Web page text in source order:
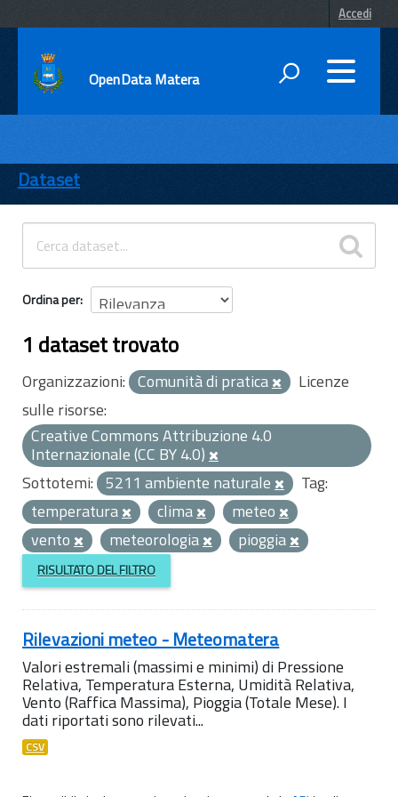
Accedi
OpenData Matera
ENTI
TEMI
INFORMAZIONI
Dataset
Ordina per
1 dataset trovato
Organizzazioni: Comunità di pratica
Licenze
sulle risorse:
Creative Commons Attribuzione 4.0
Internazionale (CC BY 4.0)
Sottotemi: 5211 ambiente naturale
Tag:
temperatura
clima
meteo
vento
meteorologia pioggia
RISULTATO DEL FILTRO
Rilevazioni meteo - Meteomatera
Valori estremali (massimi e minimi) di Pressione
Relativa, Temperatura Esterna, Umidità Relativa,
Vento (Raffica Massima), Pioggia (Totale Mese). I
dati riportati sono rilevati...
CSV